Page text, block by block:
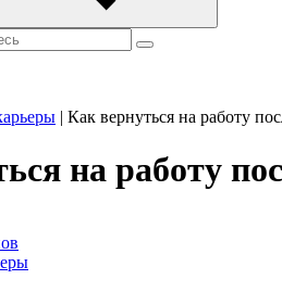
| Как вернуться на работу
на работу